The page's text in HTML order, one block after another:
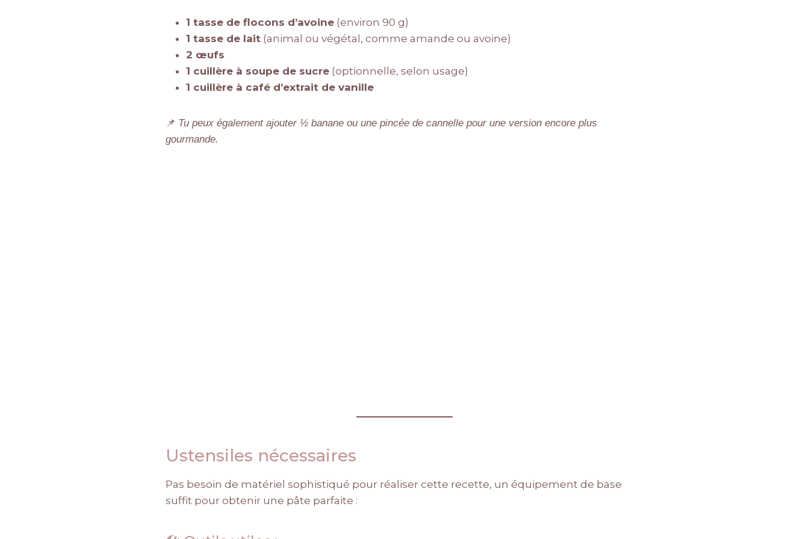
1 tasse de flocons d’avoine (environ 90 g)
1 tasse de lait (animal ou végétal, comme amande ou avoine)
2 œufs
1 cuillère à soupe de sucre (optionnelle, selon usage)
1 cuillère à café d’extrait de vanille
📌 Tu peux également ajouter ½ banane ou une pincée de cannelle pour une version encore plus
gourmande.
Ustensiles nécessaires
Pas besoin de matériel sophistiqué pour réaliser cette recette, un équipement de base
suffit pour obtenir une pâte parfaite :